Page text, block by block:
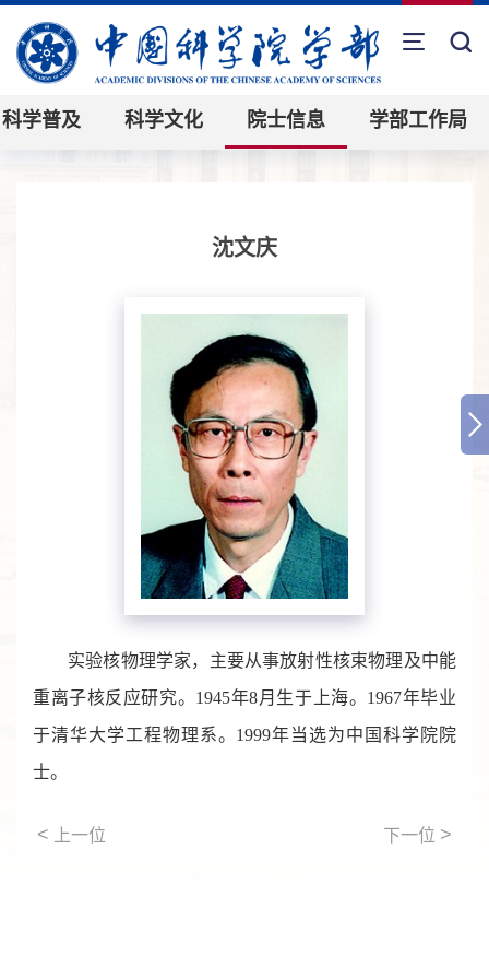
科学普及 科学文化 院士信息 学部工作局
沈文庆
实验核物理学家，主要从事放射性核束物理及中能
重离子核反应研究。1945年8月生于上海。1967年毕业
于清华大学工程物理系。1999年当选为中国科学院院
士。
< 上一位 下一位 >